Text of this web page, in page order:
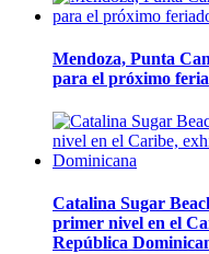
Mendoza, Punta
para el próximo
Catalina Sugar
primer nivel en el
República